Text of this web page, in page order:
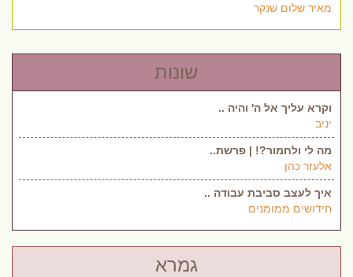
מאיר שלום שנקר
שונות
וקרא עליך אל ה' והיה ..
יניב
מה לי ולחמור?! | פרשת..
אלעזר כהן
איך לעצב סביבת עבודה ..
חידושים ממומנים
גמרא